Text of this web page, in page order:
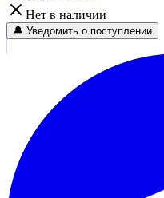
Нет в наличии
🔔 Уведомить о поступлении